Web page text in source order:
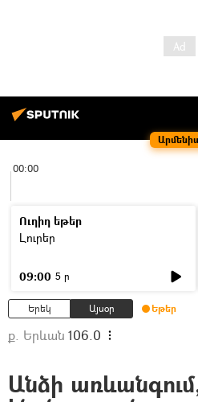
00:00
Ուղիղ եթեր
Լուրեր
09:00 5 ր
Երեկ Այսօր Եթեր
ք. Երևան 106.0
Անձի